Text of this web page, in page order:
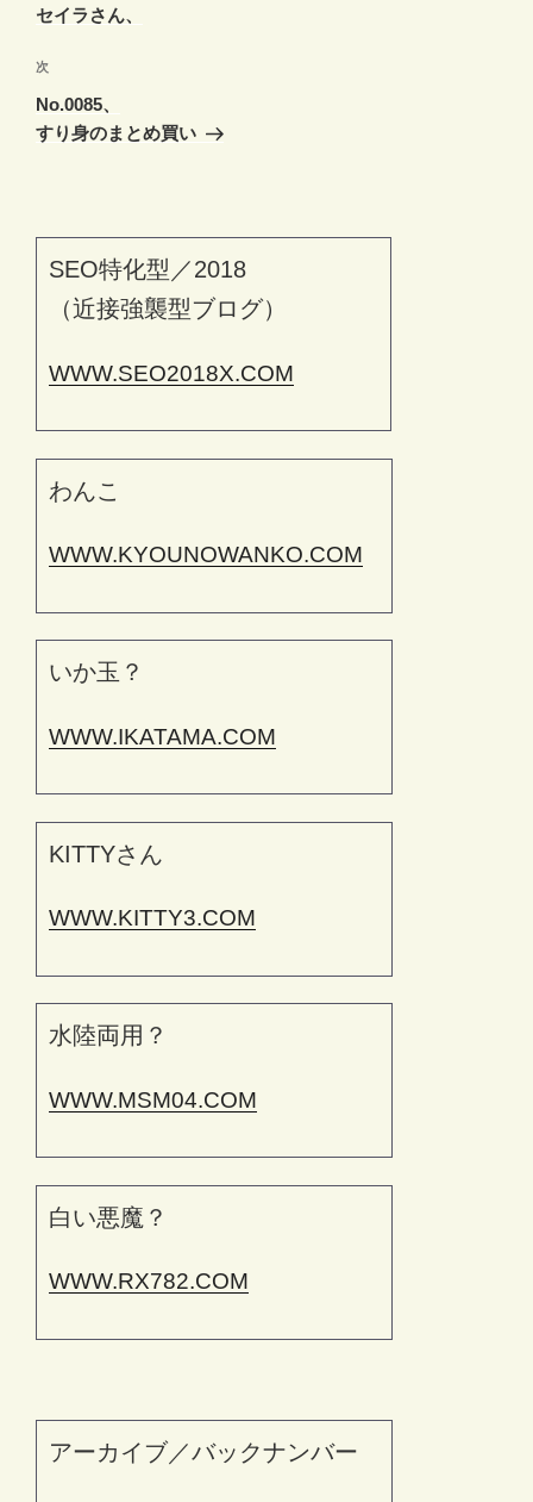
ゲ
ー
シ
投
セイラさん、
次
の
投
次
No.0085、
すり身のまとめ買い
SEO特化型／2018
（近接強襲型ブログ）
WWW.SEO2018X.COM
わんこ
WWW.KYOUNOWANKO.COM
いか玉？
WWW.IKATAMA.COM
KITTYさん
WWW.KITTY3.COM
水陸両用？
WWW.MSM04.COM
白い悪魔？
WWW.RX782.COM
アーカイブ／バックナンバー